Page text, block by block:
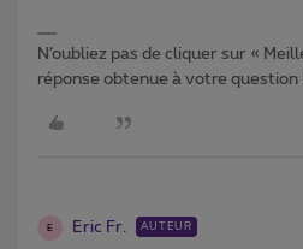
N’oubliez pas de cliquer sur «
réponse obtenue à votre question
E Eric Fr. AUTEUR